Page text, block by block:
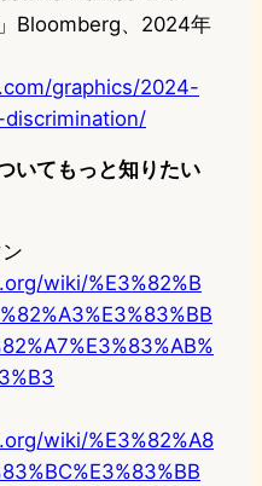
Bloomberg、2024年
graphics/2024-
いてもっと知りたい
wiki/%E3%82%B
wiki/%E3%82%A8